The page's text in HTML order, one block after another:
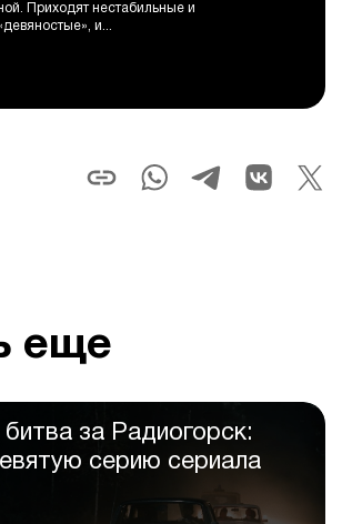
Приходят нестабильные и
и...
еще
за Радиогорск:
серию сериала